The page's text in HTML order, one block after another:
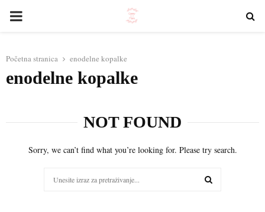
PRIMARY
Početna stranica enodelne kopalke
enodelne kopalke
NOT FOUND
Sorry, we can’t find what you’re looking for. Please try search.
for: